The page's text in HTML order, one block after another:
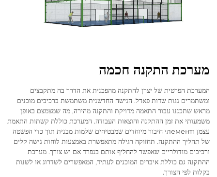
מערכת התקנה חכמה
המערכת הפרטית של יצרן להתקנה מהפכנית את הדרך בה מתקבצים
ומשתמרים גגות שדות פאדל. הגישה החדשנית משתמשת ברכיבים מוכנים
מראש שתכננו עבור התאמה מדויקת והתקנה מהירה, מה שמצמצם באופן
משמעותי את זמן ההתקנה והוצאות העבודה. המערכת כוללת קשתות התאמת
עצמן וлементי חיבור מיוחדים שמבטיחים שלמות מבנית תוך כדי הפשטה
של תהליך ההתקנה. תחזוקה רגילה מתאפשרת באמצעות לוחות גישה קלים
ורכיבים מודולריים שאפשר להחליף אותם בנפרד אם יש צורך. מערכת
ההתקנה גם כוללת איברים המוכנים לעתיד, המאפשרים לשדרוג או לשנות
בקלות לפי הצורך.